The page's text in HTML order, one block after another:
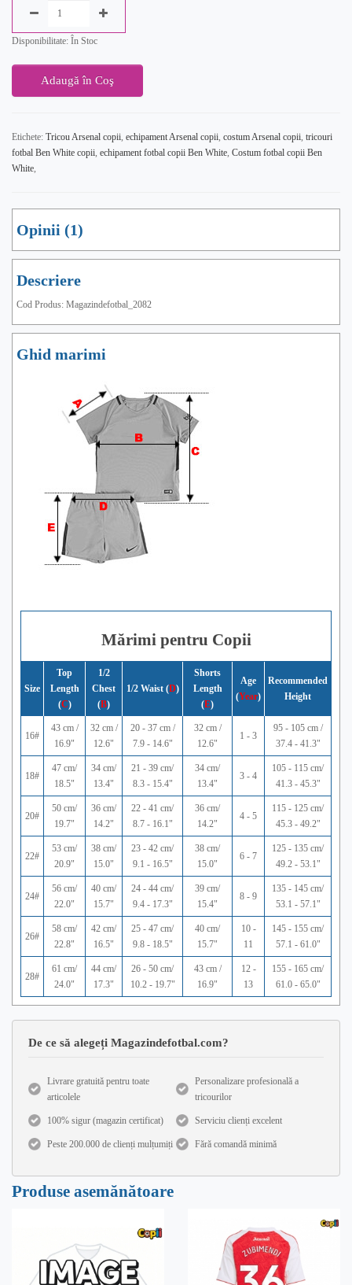
Disponibilitate: În Stoc
Adaugă în Coş
Etichete: Tricou Arsenal copii, echipament Arsenal copii, costum Arsenal copii, tricouri
fotbal Ben White copii, echipament fotbal copii Ben White, Costum fotbal copii Ben
White,
Opinii (1)
Descriere
Cod Produs: Magazindefotbal_2082
Ghid marimi
Mărimi pentru Copii
Size
Top
Length
(C)
1/2
Chest
(B)
1/2 Waist (D)
Shorts
Length
(E)
Age
(Year)
Recommended
Height
16#
43 cm /
16.9"
32 cm /
12.6"
20 - 37 cm /
7.9 - 14.6"
32 cm /
12.6"
1 - 3
95 - 105 cm /
37.4 - 41.3"
18#
47 cm/
18.5"
34 cm/
13.4"
21 - 39 cm/
8.3 - 15.4"
34 cm/
13.4"
3 - 4
105 - 115 cm/
41.3 - 45.3"
20#
50 cm/
19.7"
36 cm/
14.2"
22 - 41 cm/
8.7 - 16.1"
36 cm/
14.2"
4 - 5
115 - 125 cm/
45.3 - 49.2"
22#
53 cm/
20.9"
38 cm/
15.0"
23 - 42 cm/
9.1 - 16.5"
38 cm/
15.0"
6 - 7
125 - 135 cm/
49.2 - 53.1"
24#
56 cm/
22.0"
40 cm/
15.7"
24 - 44 cm/
9.4 - 17.3"
39 cm/
15.4"
8 - 9
135 - 145 cm/
53.1 - 57.1"
26#
58 cm/
22.8"
42 cm/
16.5"
25 - 47 cm/
9.8 - 18.5"
40 cm/
15.7"
10 -
11
145 - 155 cm/
57.1 - 61.0"
28#
61 cm/
24.0"
44 cm/
17.3"
26 - 50 cm/
10.2 - 19.7"
43 cm /
16.9"
12 -
13
155 - 165 cm/
61.0 - 65.0"
De ce să alegeți Magazindefotbal.com?
Livrare gratuită pentru toate
articolele
100% sigur (magazin certificat)
Peste 200.000 de clienți mulțumiți
Personalizare profesională a
tricourilor
Serviciu clienți excelent
Fără comandă minimă
Produse asemănătoare